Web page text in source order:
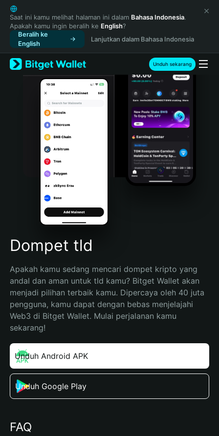
English
日本語
Tiếng Việt
Русский
Español (Latinoamérica)
Türkçe
Italiano
Português (Portugal)
Bahasa Indonesia
Português (Brasil)
Español (Argentina)
Saat ini kamu melihat halaman ini dalam Bahasa Indonesia.
Apakah kamu ingin beralih ke English?
Beralih ke
English
Lanjutkan dalam Bahasa Indonesia
Unduh sekarang
Dompet tld
Apakah kamu sedang mencari dompet kripto yang
andal dan aman untuk tld kamu? Bitget Wallet akan
menjadi pilihan terbaik kamu. Dipercaya oleh 40 juta
pengguna, kamu dapat dengan bebas menjelajahi
Web3 di Bitget Wallet. Mulai perjalanan kamu
sekarang!
Unduh Android APK
Unduh Google Play
FAQ